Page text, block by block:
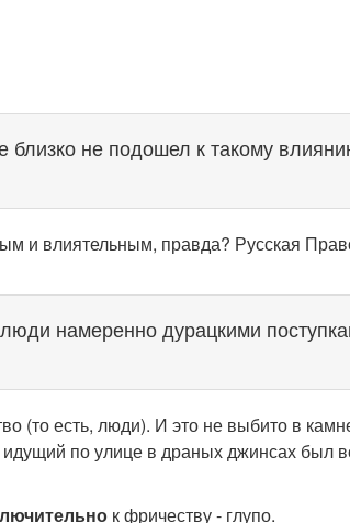
не подошел к такому
и влиятельным, правда? Русская
намеренно дурацкими
(то есть, люди). И это не выбито в
идущий по улице в драных джинсах
к фричеству - глупо.